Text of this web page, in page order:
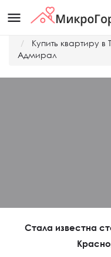
menu
Купить квартиру
Адмирал
Стала известна